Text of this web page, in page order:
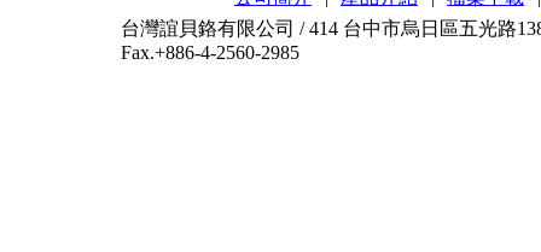
台灣誼貝鉻有限公司 / 414 台中市烏日區五光路
Fax.+886-4-2560-2985